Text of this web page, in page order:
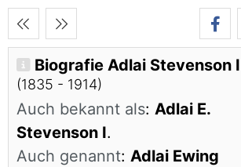
Biografie Adlai Stevenson I
(1835 - 1914)
Auch bekannt als: Adlai E.
Stevenson I.
Auch genannt: Adlai Ewing